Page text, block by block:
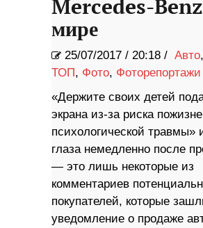
Mercedes-
мире
25/07/2017 / 20:18 / Авто,
ТОП, Фото, Фоторепортажи
«Держите своих детей
экрана из-за риска
психологической травмы»
глаза немедленно после
— это лишь некоторые из
комментариев
покупателей, которые
уведомление о продаже